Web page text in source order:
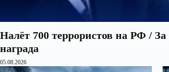
Налёт 700 террористов на РФ /
награда
05.08.2026